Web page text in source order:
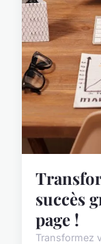
succès
page !
Transformez